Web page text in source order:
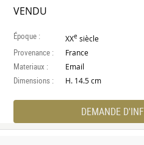
VENDU
Époque : XXe siècle
Provenance : France
Materiaux : Email
Dimensions : H. 14.5 cm
DEMANDE